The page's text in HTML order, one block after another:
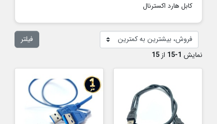
کابل هارد اکسترنال
فیلتر
نمایش 1-15 از 15